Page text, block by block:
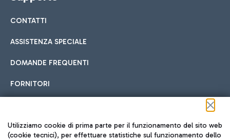
CONTATTI
ASSISTENZA SPECIALE
DOMANDE FREQUENTI
FORNITORI
Seguici sui social
Utilizziamo cookie di prima parte per il funzionamento del sito web
(cookie tecnici), per effettuare statistiche sul funzionamento dello